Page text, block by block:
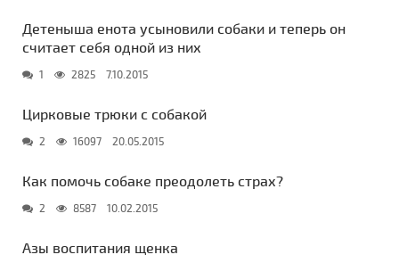
Детеныша енота усыновили собаки и теперь он
считает себя одной из них
1 2825 7.10.2015
Цирковые трюки с собакой
2 16097 20.05.2015
Как помочь собаке преодолеть страх?
2 8587 10.02.2015
Азы воспитания щенка